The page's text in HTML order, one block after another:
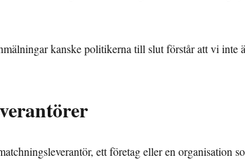
kanske politikerna till slut förstår att vi inte
ett företag eller en organisation